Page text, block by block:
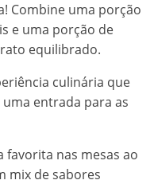
Combine uma porção
e uma porção de
equilibrado.
culinária que
entrada para as
nas mesas ao
mix de sabores